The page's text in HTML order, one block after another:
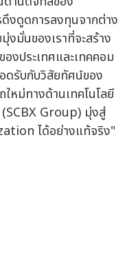
งดูดการลงทุนจากต่าง
งมั่นของเราที่จะสร้าง
งประเทศและเทคคอม
ดรับกับวิสัยทัศน์ของ
หม่ทางด้านเทคโนโลยี
Group) มุ่งสู่
ได้อย่างแท้จริง"